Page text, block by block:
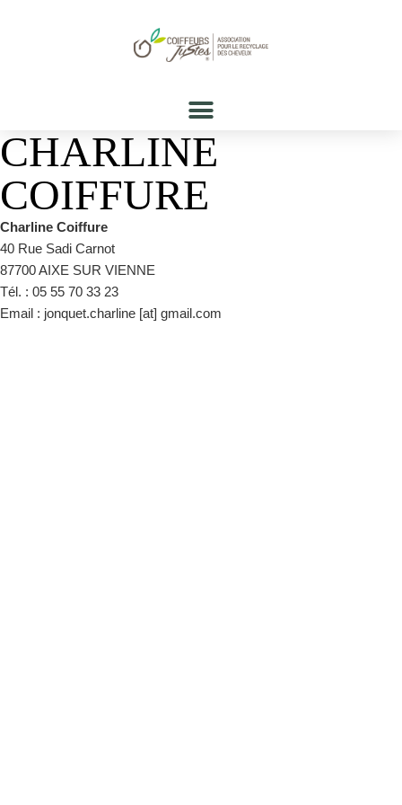
CHARLINE
COIFFURE
Charline Coiffure
40 Rue Sadi Carnot
87700 AIXE SUR VIENNE
Tél. : 05 55 70 33 23
Email : jonquet.charline [at] gmail.com